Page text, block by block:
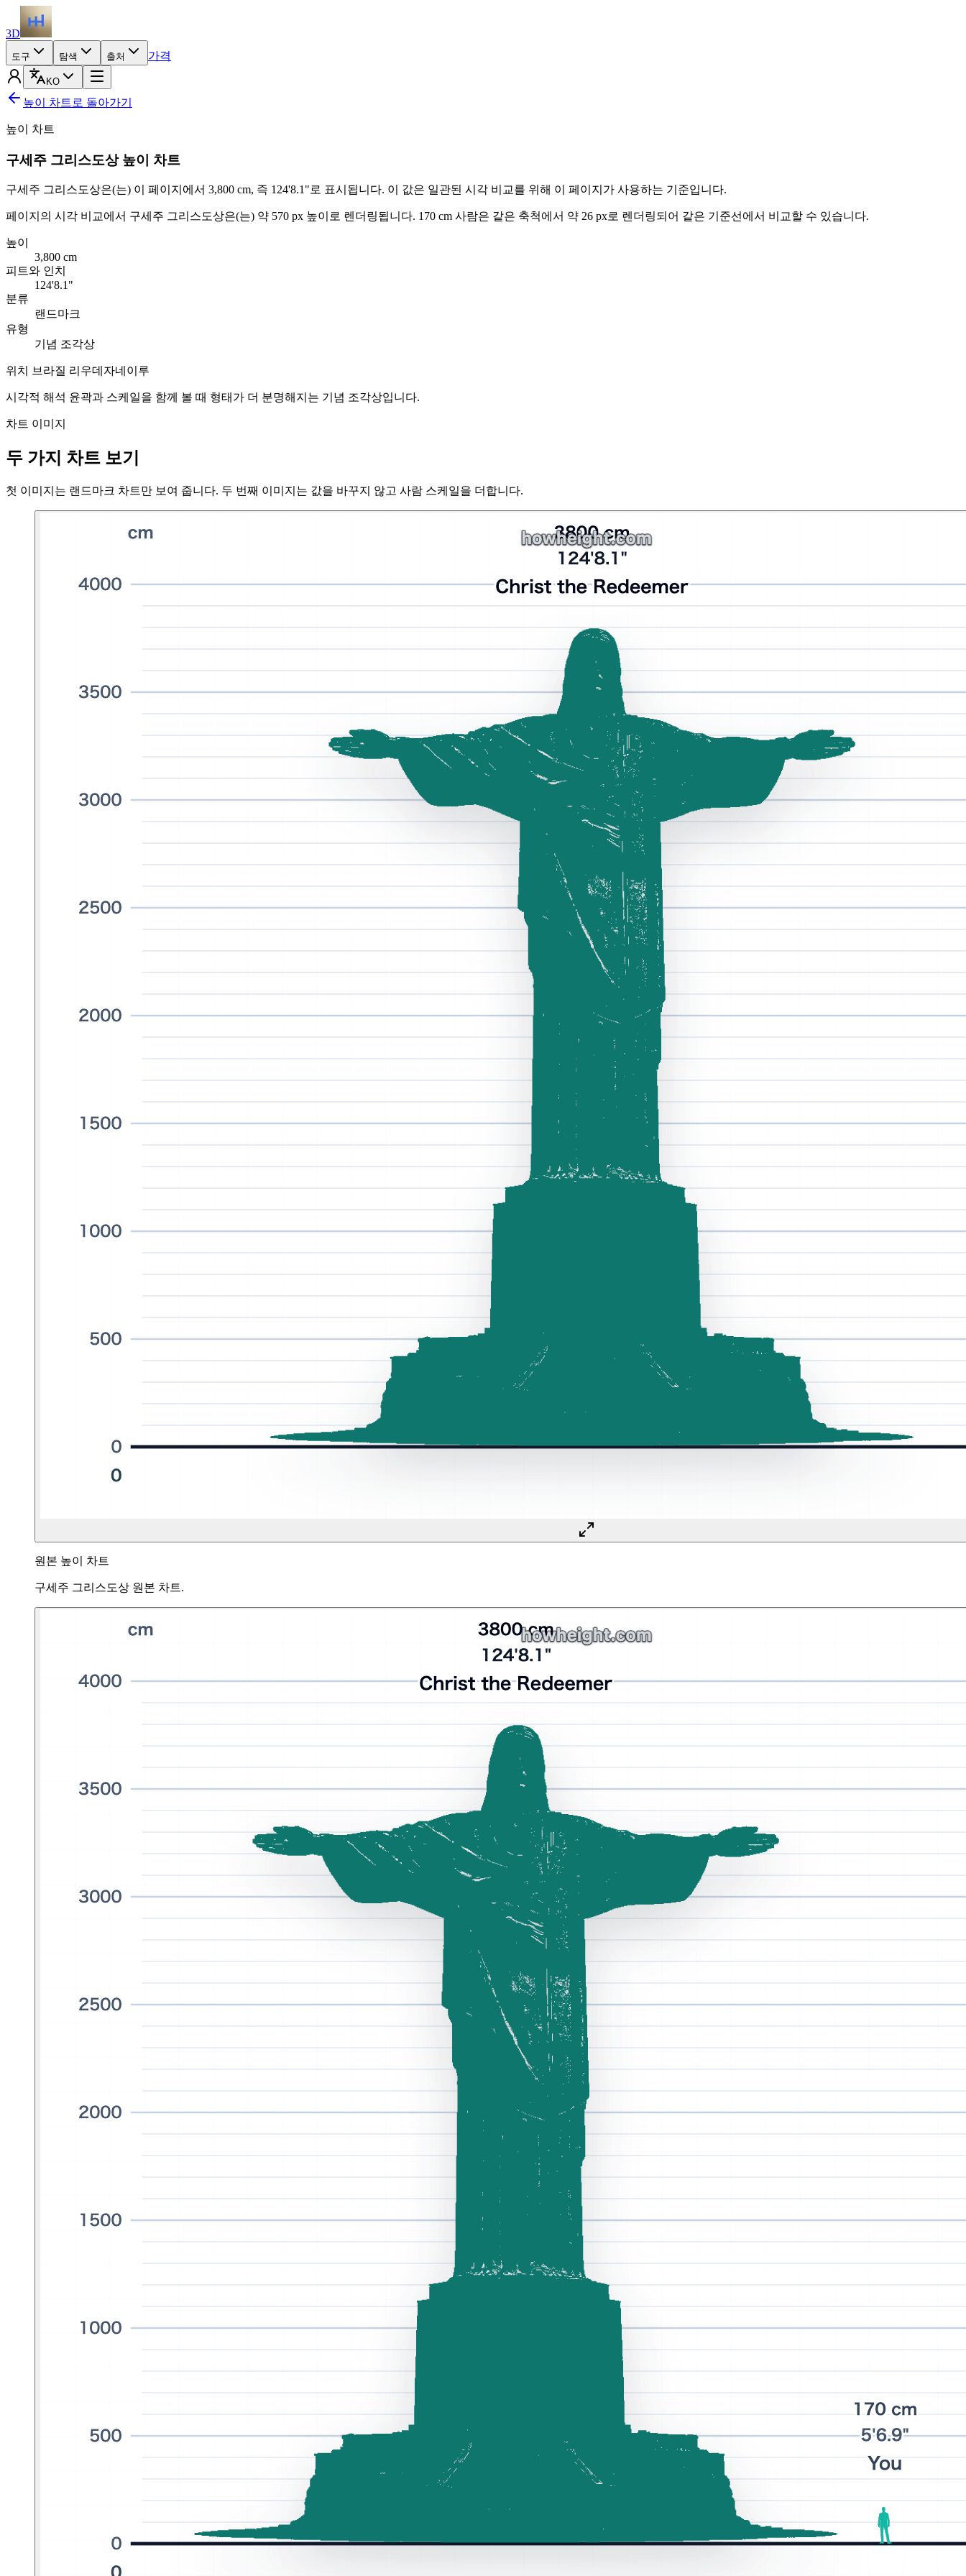
3D
도구 탐색 출처 가격
KO
높이 차트로 돌아가기
높이 차트
구세주 그리스도상 높이 차트
구세주 그리스도상은(는) 이 페이지에서 3,800 cm, 즉 124'8.1"로 표시됩니다. 이 값은 일관된 시각 비교를 위해 이 페이지가 사용하는 기준입니다.
페이지의 시각 비교에서 구세주 그리스도상은(는) 약 570 px 높이로 렌더링됩니다. 170 cm 사람은 같은 축척에서 약 26 px로 렌더링되어 같은 기준선에서 비교할 수 있습니다.
높이
3,800 cm
피트와 인치
124'8.1"
분류
랜드마크
유형
기념 조각상
위치 브라질 리우데자네이루
시각적 해석 윤곽과 스케일을 함께 볼 때 형태가 더 분명해지는 기념 조각상입니다.
차트 이미지
두 가지 차트 보기
첫 이미지는 랜드마크 차트만 보여 줍니다. 두 번째 이미지는 값을 바꾸지 않고 사람 스케일을 더합니다.
원본 높이 차트
구세주 그리스도상 원본 차트.